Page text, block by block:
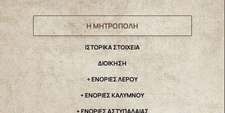
Η ΜΗΤΡΟΠΟΛΗ
IΣΤΟΡΙΚΑ ΣΤΟΙΧΕΙΑ
ΔΙΟΙΚΗΣΗ
+ ΕΝΟΡΙΕΣ ΛΕΡΟΥ
+ ΕΝΟΡΙΕΣ ΚΑΛΥΜΝΟΥ
+ ΕΝΟΡΙΕΣ ΑΣΤΥΠΑΛΑΙΑΣ